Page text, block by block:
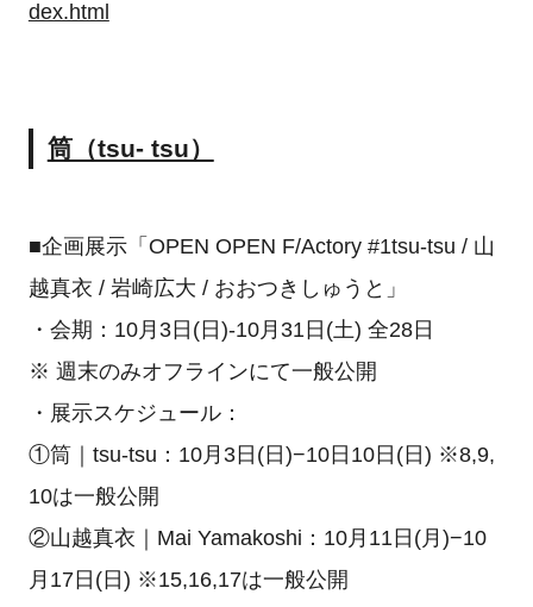
dex.html
筒（tsu- tsu）
■企画展示「OPEN OPEN F/Actory #1tsu-tsu / 山
越真衣 / 岩崎広大 / おおつきしゅうと」
・会期：10月3日(日)-10月31日(土) 全28日
※ 週末のみオフラインにて一般公開
・展示スケジュール：
①筒｜tsu-tsu：10月3日(日)−10日10日(日) ※8,9,
10は一般公開
②山越真衣｜Mai Yamakoshi：10月11日(月)−10
月17日(日) ※15,16,17は一般公開